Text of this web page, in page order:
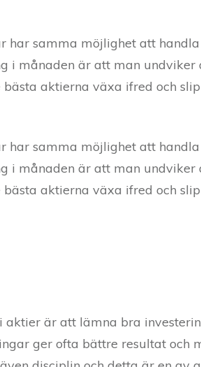
samma möjlighet att
i månaden är att man
aktierna växa ifred och
samma möjlighet att
i månaden är att man
aktierna växa ifred och
är att lämna bra
ger ofta bättre resultat och